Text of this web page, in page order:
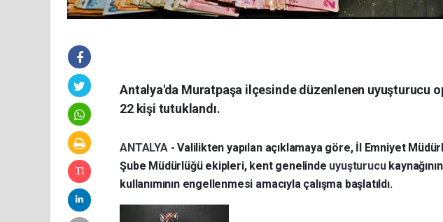
Antalya'da Muratpaşa ilçesinde düzenlenen uyuşturucu
22 kişi tutuklandı.
ANTALYA - Valilikten yapılan açıklamaya göre, İl Emniyet
Şube Müdürlüğü ekipleri, kent genelinde uyuşturucu
kullanımının engellenmesi amacıyla çalışma başlatıldı.